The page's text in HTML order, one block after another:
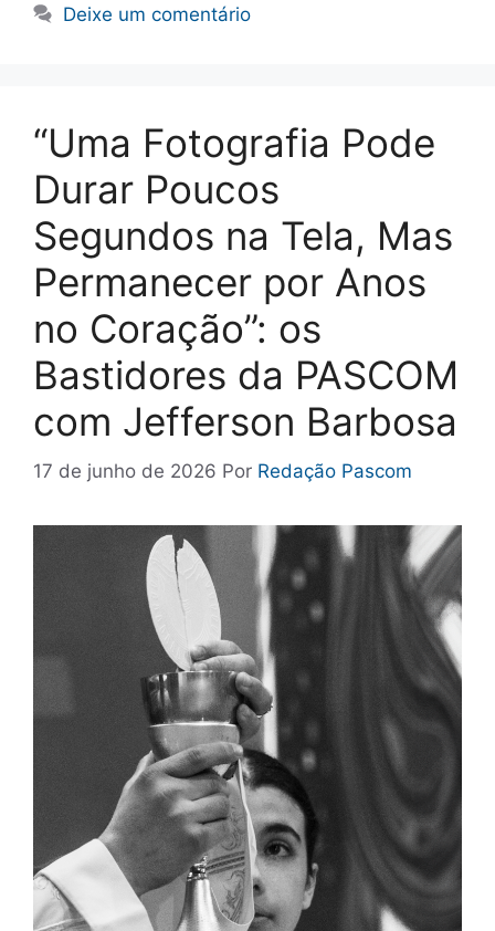
Deixe um comentário
“Uma Fotografia Pode
Durar Poucos
Segundos na Tela, Mas
Permanecer por Anos
no Coração”: os
Bastidores da PASCOM
com Jefferson Barbosa
17 de junho de 2026 Por Redação Pascom